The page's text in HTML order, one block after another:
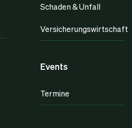
Schaden & Unfall
Versicherungswirtschaft
Events
Termine